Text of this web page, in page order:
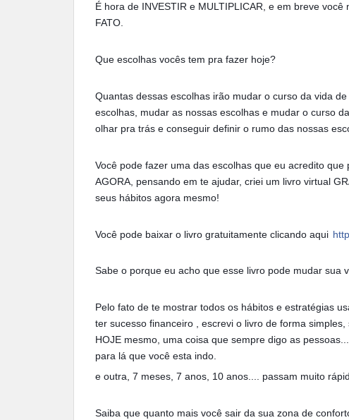
É hora de INVESTIR e MULTIPLICAR, e em breve
FATO.
Que escolhas vocês tem pra fazer hoje?
Quantas dessas escolhas irão mudar o curso da vida
escolhas, mudar as nossas escolhas e mudar o curso
olhar pra trás e conseguir definir o rumo das nossas
Você pode fazer uma das escolhas que eu acredito
AGORA, pensando em te ajudar, criei um livro virtual
seus hábitos agora mesmo!
Você pode baixar o livro gratuitamente clicando aqui
Sabe o porque eu acho que esse livro pode mudar sua
Pelo fato de te mostrar todos os hábitos e estratégias
ter sucesso financeiro , escrevi o livro de forma
HOJE mesmo, uma coisa que sempre digo as
para lá que você esta indo.
e outra, 7 meses, 7 anos, 10 anos.... passam muito
Saiba que quanto mais você sair da sua zona de